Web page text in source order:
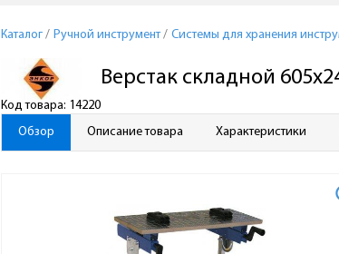
Каталог / Ручной инструмент/ Системы для хранения
Код товара: 14220
Верстак складной
Обзор Описание товара Характеристики